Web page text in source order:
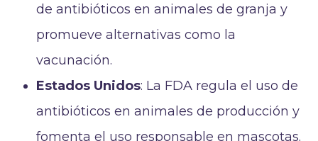
de antibióticos en animales de granja y
promueve alternativas como la
vacunación.
Estados Unidos: La FDA regula el uso de
antibióticos en animales de producción y
fomenta el uso responsable en mascotas.